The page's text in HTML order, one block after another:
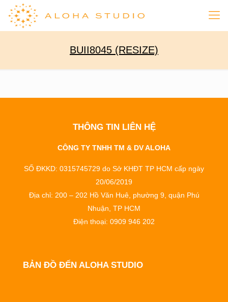
BUII8045 (RESIZE)
THÔNG TIN LIÊN HỆ
CÔNG TY TNHH TM & DV ALOHA
SỐ ĐKKD: 0315745729 do Sở KHĐT TP HCM cấp ngày
20/06/2019
Địa chỉ: 200 – 202 Hồ Văn Huê, phường 9, quận Phú
Nhuận, TP HCM
Điện thoại: 0909 946 202
BẢN ĐỒ ĐẾN ALOHA STUDIO